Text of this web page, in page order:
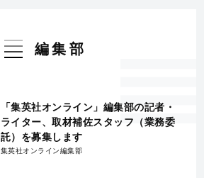
編集部
「集英社オンライン」編集部の記者・
ライター、取材補佐スタッフ（業務委
託）を募集します
集英社オンライン編集部